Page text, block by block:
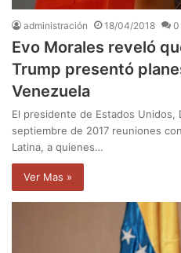
administración 18/04/2018 0
Evo Morales reveló
Trump presentó
Venezuela
El presidente de Estados Unidos,
septiembre de 2017 reuniones
Latina, a quienes…
Ver Mas »